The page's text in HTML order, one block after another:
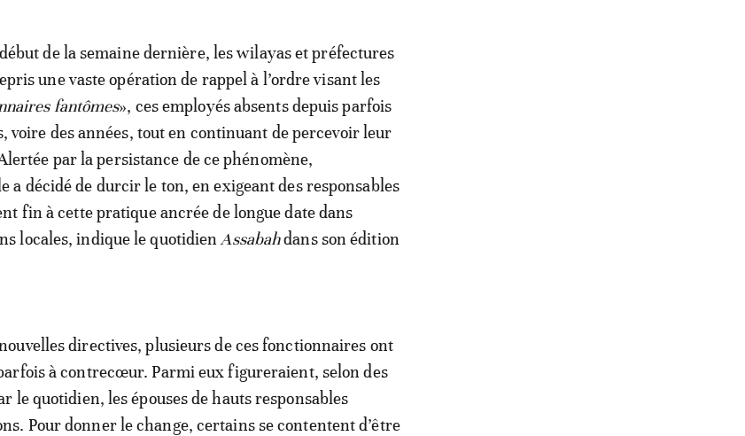
de la semaine dernière, les wilayas et préfectures
une vaste opération de rappel à l’ordre visant les
fantômes», ces employés absents depuis parfois
voire des années, tout en continuant de percevoir leur
par la persistance de ce phénomène,
a décidé de durcir le ton, en exigeant des responsables
fin à cette pratique ancrée de longue date dans
locales, indique le quotidien Assabahdans son édition
directives, plusieurs de ces fonctionnaires ont
à contrecœur. Parmi eux figureraient, selon des
le quotidien, les épouses de hauts responsables
Pour donner le change, certains se contentent d’être